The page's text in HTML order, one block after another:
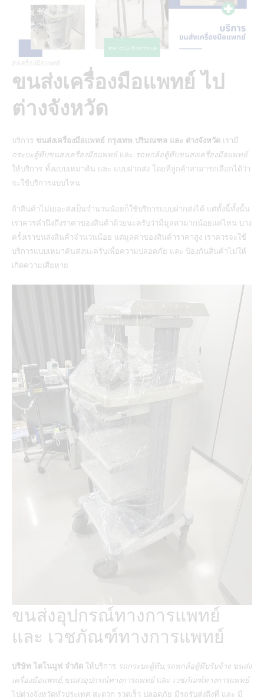
ส่งเครื่องมือแพทย์
ขนส่งเครื่องมือแพทย์ ไป
ต่างจังหวัด
บริการ ขนส่งเครื่องมือแพทย์ กรุงเทพ ปริมณฑล และ ต่างจังหวัด เรามี
กระบะตู้ทึบขนส่งเครื่องมือแพทย์ และ รถหกล้อตู้ทึบขนส่งเครื่องมือแพทย์
ให้บริการ ทั้งแบบเหมาคัน และ แบบฝากส่ง โดยที่ลูกค้าสามารถเลือกได้ว่า
จะใช้บริการแบบไหน
ถ้าสินค้าไม่เยอะส่งเป็นจำนวนน้อยก็ใช้บริการแบบฝากส่งได้ แต่ทั้งนี้ทั้งนั้น
เราควรคำนึงถึงราคาของสินค้าด้วยนะครับว่ามีมูลค่ามากน้อยแค่ไหน บาง
ครั้งเราขนส่งสินค้าจำนวนน้อย แต่มูลค่าของสินค้าราคาสูง เราควรจะใช้
บริการแบบเหมาคันส่งนะครับเพื่อความปลอดภัย และ ป้องกันสินค้าไม่ให้
เกิดความเสียหาย
ขนส่งอุปกรณ์ทางการแพทย์
และ เวชภัณฑ์ทางการแพทย์
บริษัท ไดโนมูฟ จำกัด ให้บริการ รถกระบะตู้ทึบ,รถหกล้อตู้ทึบรับจ้าง ขนส่ง
เครื่องมือแพทย์,ขนส่งอุปกรณ์ทางการแพทย์ และ เวชภัณฑ์ทางการแพทย์
ไปต่างจังหวัดทั่วประเทศ สะดวก รวดเร็ว ปลอดภัย มีรถรับส่งถึงที่ และ มี